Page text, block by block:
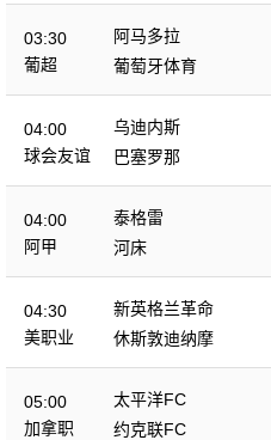
03:30
葡超
阿马多拉
葡萄牙体育
04:00
球会友谊
乌迪内斯
巴塞罗那
04:00
阿甲
泰格雷
河床
04:30
美职业
新英格兰革命
休斯敦迪纳摩
05:00
加拿职
太平洋FC
约克联FC